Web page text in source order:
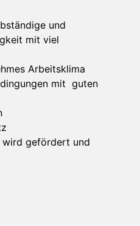
und
mit viel
Arbeitsklima
mit guten
wird gefördert und